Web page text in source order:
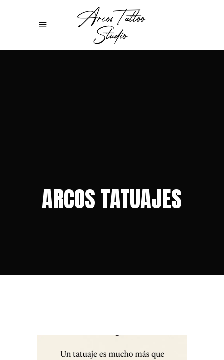
ARCOS TATUAJES